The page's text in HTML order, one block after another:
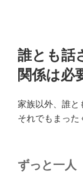
誰とも話
関係は必
家族以外、誰と
それでもまった
ずっと一人